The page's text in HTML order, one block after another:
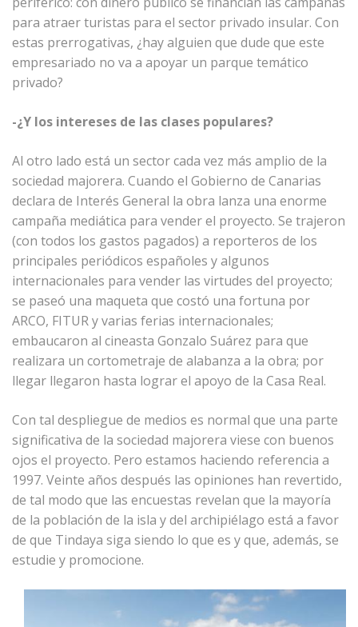
para atraer turistas para el sector privado insular. Con
estas prerrogativas, ¿hay alguien que dude que este
empresariado no va a apoyar un parque temático
privado?
-¿Y los intereses de las clases populares?
Al otro lado está un sector cada vez más amplio de la
sociedad majorera. Cuando el Gobierno de Canarias
declara de Interés General la obra lanza una enorme
campaña mediática para vender el proyecto. Se trajeron
(con todos los gastos pagados) a reporteros de los
principales periódicos españoles y algunos
internacionales para vender las virtudes del proyecto;
se paseó una maqueta que costó una fortuna por
ARCO, FITUR y varias ferias internacionales;
embaucaron al cineasta Gonzalo Suárez para que
realizara un cortometraje de alabanza a la obra; por
llegar llegaron hasta lograr el apoyo de la Casa Real.
Con tal despliegue de medios es normal que una parte
significativa de la sociedad majorera viese con buenos
ojos el proyecto. Pero estamos haciendo referencia a
1997. Veinte años después las opiniones han revertido,
de tal modo que las encuestas revelan que la mayoría
de la población de la isla y del archipiélago está a favor
de que Tindaya siga siendo lo que es y que, además, se
estudie y promocione.